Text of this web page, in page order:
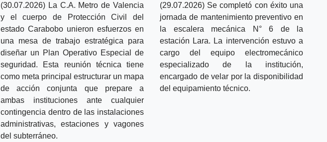
(30.07.2026) La C.A. Metro de Valencia
y el cuerpo de Protección Civil del
estado Carabobo unieron esfuerzos en
una mesa de trabajo estratégica para
diseñar un Plan Operativo Especial de
seguridad. Esta reunión técnica tiene
como meta principal estructurar un mapa
de acción conjunta que prepare a
ambas instituciones ante cualquier
contingencia dentro de las instalaciones
administrativas, estaciones y vagones
del subterráneo.
(29.07.2026) Se completó con éxito una
jornada de mantenimiento preventivo en
la escalera mecánica N° 6 de la
estación Lara. La intervención estuvo a
cargo del equipo electromecánico
especializado de la institución,
encargado de velar por la disponibilidad
del equipamiento técnico.